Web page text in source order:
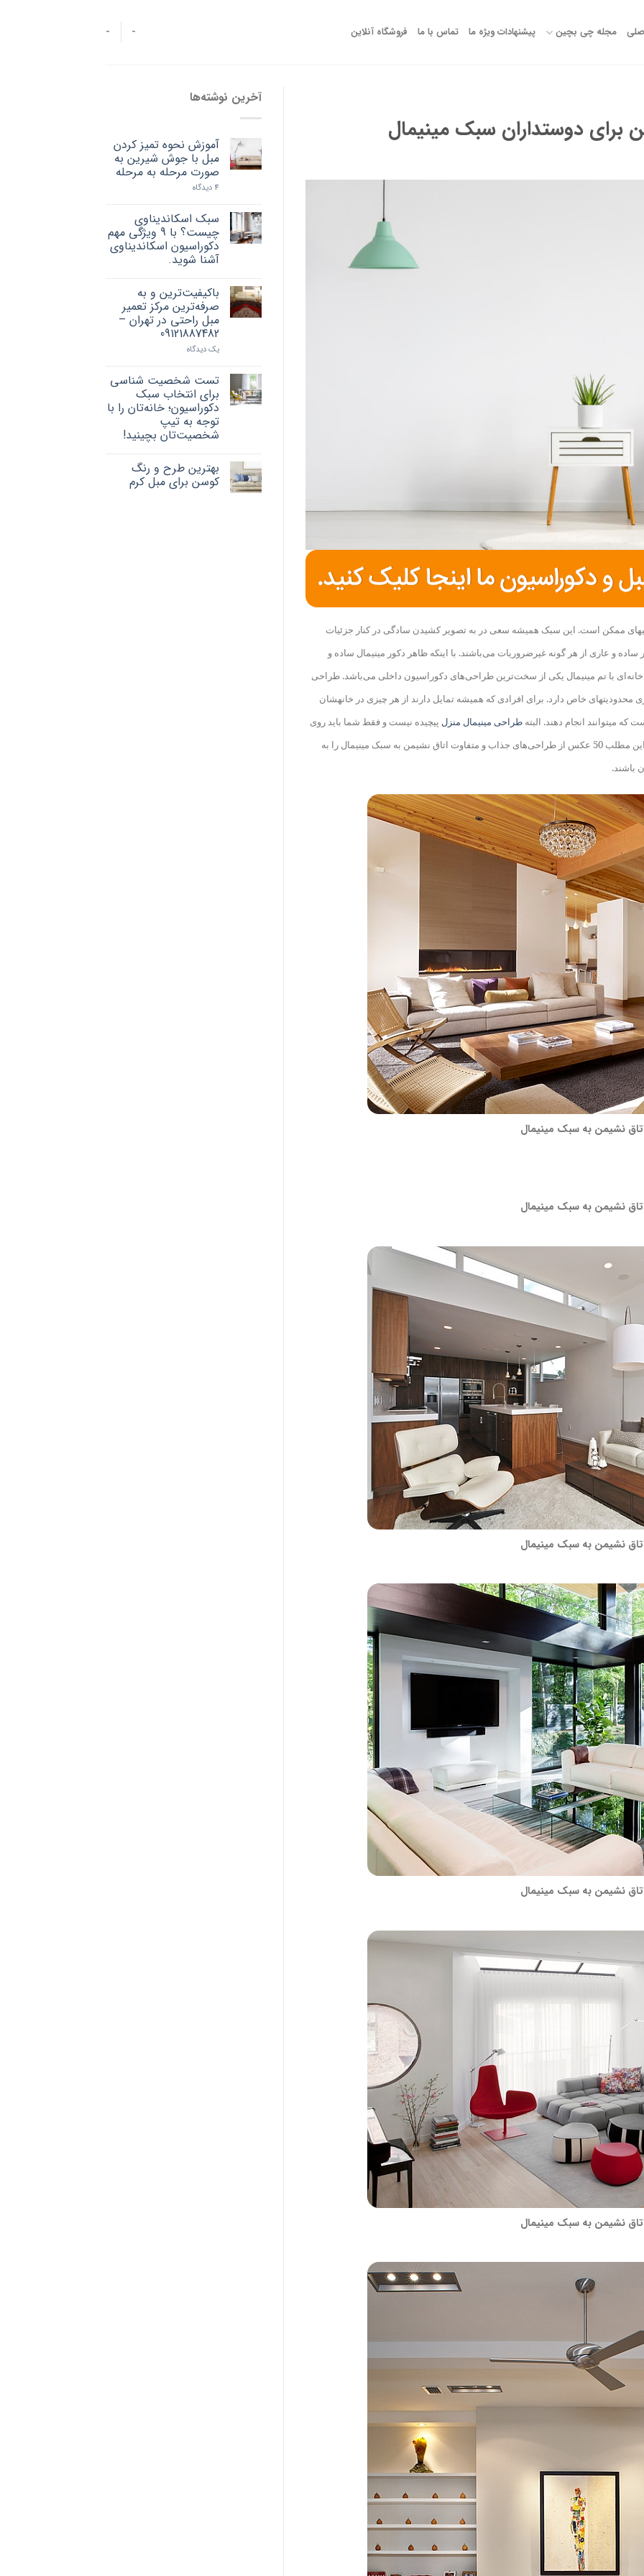
مجله چی بچین پیشنهادات ویژه ما تماس با ما فروشگاه آنلاین -
-
های ممکن است. این سبک همیشه سعی در به تصویر کشیدن سادگی در کنار جزئیات
و عاری از هر گونه غیرضروریات می‌باشند. با اینکه ظاهر دکور مینیمال ساده و
با تم مینیمال یکی از سخت‌ترین طراحی‌های دکوراسیون داخلی می‌باشد. طراحی
محدودیتهای خاص دارد. برای افرادی که همیشه تمایل دارند از هر چیزی در خانهشان
که میتوانند انجام دهند. البته طراحی مینیمال منزل پیچیده نیست و فقط شما باید روی
ما در این مطلب 50 عکس از طراحی‌های جذاب و متفاوت اتاق نشیمن به سبک مینیمال را به
باشند.
نشیمن به سبک مینیمال
نشیمن به سبک مینیمال
نشیمن به سبک مینیمال
نشیمن به سبک مینیمال
نشیمن به سبک مینیمال
آخرین نوشته‌ها
آموزش نحوه تمیز کردن
مبل با جوش شیرین به
صورت مرحله به مرحله
4 دیدگاه
سبک اسکاندیناوی
چیست؟ با 9 ویژگی مهم
دکوراسیون اسکاندیناوی
آشنا شوید.
باکیفیت‌ترین و به
صرفه‌ترین مرکز تعمیر
مبل راحتی در تهران –
09121887482
یک دیدگاه
تست شخصیت شناسی
برای انتخاب سبک
دکوراسیون؛ خانه‌تان را با
توجه به تیپ
شخصیت‌تان بچینید!
بهترین طرح و رنگ
کوسن برای مبل کرم